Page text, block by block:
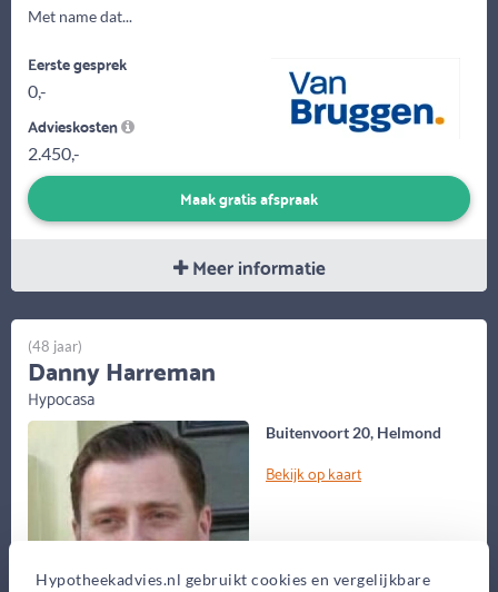
Hypotheekadvies.nl gebruikt cookies en vergelijkbare
Met name dat...
Eerste gesprek
0,-
Advieskosten
2.450,-
Maak gratis afspraak
Meer informatie
Buitenvoort 20, Helmond
Bekijk op kaart
(48 jaar)
Danny Harreman
Hypocasa